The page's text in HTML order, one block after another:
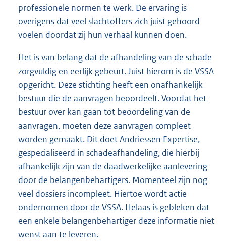
professionele normen te werk. De ervaring is
overigens dat veel slachtoffers zich juist gehoord
voelen doordat zij hun verhaal kunnen doen.
Het is van belang dat de afhandeling van de schade
zorgvuldig en eerlijk gebeurt. Juist hierom is de VSSA
opgericht. Deze stichting heeft een onafhankelijk
bestuur die de aanvragen beoordeelt. Voordat het
bestuur over kan gaan tot beoordeling van de
aanvragen, moeten deze aanvragen compleet
worden gemaakt. Dit doet Andriessen Expertise,
gespecialiseerd in schadeafhandeling, die hierbij
afhankelijk zijn van de daadwerkelijke aanlevering
door de belangenbehartigers. Momenteel zijn nog
veel dossiers incompleet. Hiertoe wordt actie
ondernomen door de VSSA. Helaas is gebleken dat
een enkele belangenbehartiger deze informatie niet
wenst aan te leveren.